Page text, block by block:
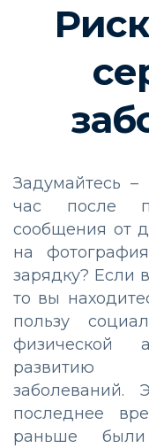
Задумайтесь
час после
сообщения от
на
зарядку? Если
то вы
пользу
физической
развитию
заболеваний.
последнее
раньше